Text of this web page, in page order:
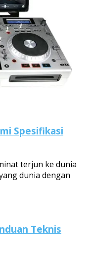
Spesifikasi
terjun ke dunia
dunia dengan
Teknis